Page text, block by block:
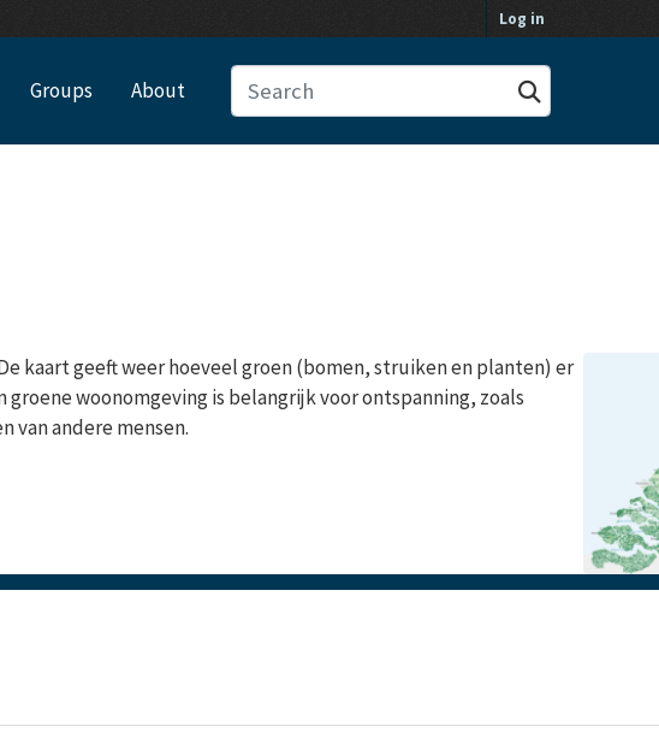
Log in
Groups About
kaart geeft weer hoeveel groen (bomen, struiken en planten) er
groene woonomgeving is belangrijk voor ontspanning, zoals
van andere mensen.